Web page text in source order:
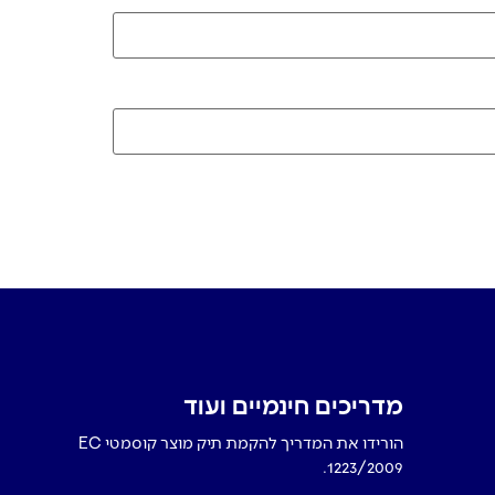
מדריכים חינמיים ועוד
הורידו את המדריך להקמת תיק מוצר קוסמטי EC
1223/2009.